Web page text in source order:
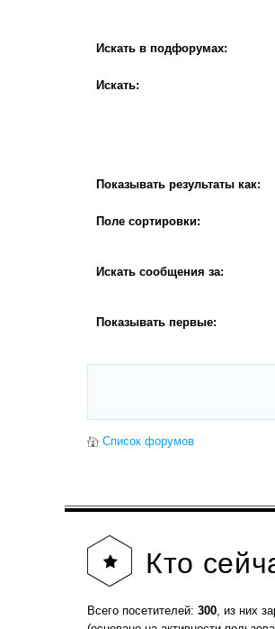
Искать в подфорумах:
Искать:
Показывать результаты как:
Поле сортировки:
Искать сообщения за:
Показывать первые:
Список форумов
Кто
Всего посетителей: 300, из них